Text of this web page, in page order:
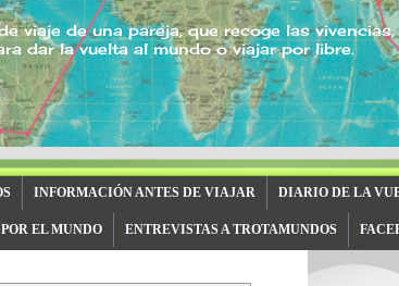
viaje de una pareja, que recoge las
dar la vuelta al mundo o viajar por libre.
INFORMACIÓN ANTES DE VIAJAR DIARIO DE LA
EL MUNDO ENTREVISTAS A TROTAMUNDOS